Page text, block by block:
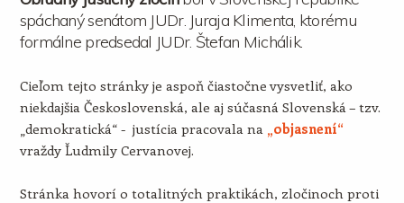
spáchaný senátom JUDr. Juraja Klimenta, ktorému
formálne predsedal JUDr. Štefan Michálik.
Cieľom tejto stránky je aspoň čiastočne vysvetliť, ako
niekdajšia Československá, ale aj súčasná Slovenská – tzv.
„demokratická“ - justícia pracovala na „objasnení“
vraždy Ľudmily Cervanovej.
Stránka hovorí o totalitných praktikách, zločinoch proti